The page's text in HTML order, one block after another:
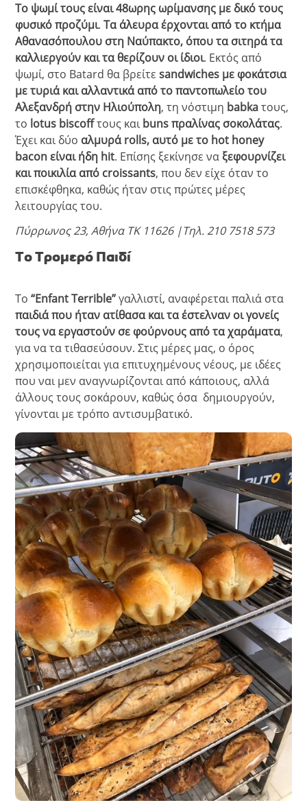
Το ψωμί τους είναι 48ωρης ωρίμανσης με δικό τους
φυσικό προζύμι.Τα άλευρα έρχονται από το κτήμα
Αθανασόπουλου στη Ναύπακτο, όπου τα σιτηρά τα
καλλιεργούν και τα θερίζουν οι ίδιοι. Εκτός από
ψωμί, στο Batard θα βρείτεsandwiches με φοκάτσια
με τυριά και αλλαντικά από το παντοπωλείο του
Αλεξανδρή στην Ηλιούπολη, τη νόστιμη babkaτους,
το lotus biscoffτους και buns πραλίνας σοκολάτας.
Έχει και δύο αλμυρά rolls, αυτό με το hot honey
bacon είναι ήδη hit. Επίσης ξεκίνησε να ξεφουρνίζει
και ποικιλία από croissants, που δεν είχε όταν το
επισκέφθηκα, καθώς ήταν στις πρώτες μέρες
λειτουργίας του.
Πύρρωνος 23, Αθήνα ΤΚ 11626 |Τηλ. 210 7518 573
Το Τρομερό Παιδί
Το“Εnfant Τerrible”γαλλιστί, αναφέρεται παλιά στα
παιδιά που ήταν ατίθασα και τα έστελναν οι γονείς
τους να εργαστούν σε φούρνους από τα χαράματα,
για να τα τιθασεύσουν. Στις μέρες μας, ο όρος
χρησιμοποιείται για επιτυχημένους νέους, με ιδέες
που ναι μεν αναγνωρίζονται από κάποιους, αλλά
άλλους τους σοκάρουν, καθώς όσα δημιουργούν,
γίνονται με τρόπο αντισυμβατικό.